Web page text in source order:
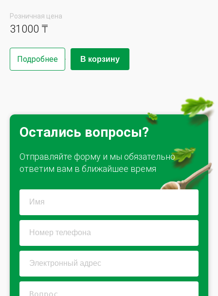
Розничная цена
31000 ₸
Подробнее В корзину
Остались вопросы?
Отправляйте форму и мы обязательно
ответим вам в ближайшее время